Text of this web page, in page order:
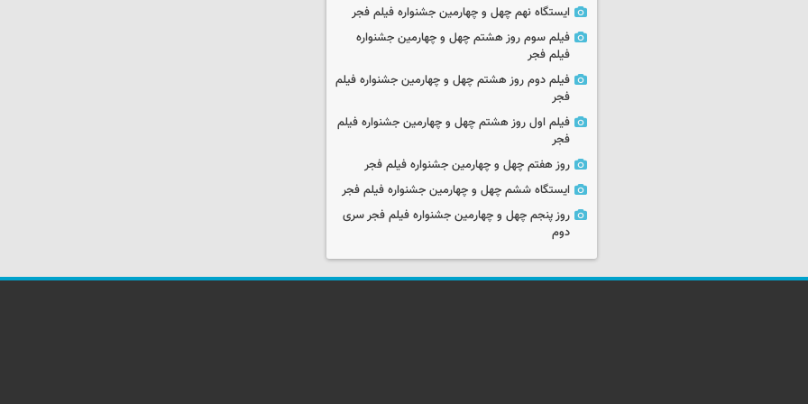
ایستگاه نهم چهل و چهارمین جشنواره فیلم فجر
فیلم سوم روز هشتم چهل و چهارمین جشنواره
فیلم فجر
فیلم دوم روز هشتم چهل و چهارمین جشنواره فیلم
فجر
فیلم اول روز هشتم چهل و چهارمین جشنواره فیلم
فجر
روز هفتم چهل و چهارمین جشنواره فیلم فجر
ایستگاه ششم چهل و چهارمین جشنواره فیلم فجر
روز پنجم چهل و چهارمین جشنواره فیلم فجر سری
دوم